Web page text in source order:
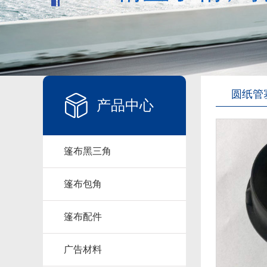
产品中心
篷布黑三角
篷布包角
篷布配件
广告材料
圆纸管